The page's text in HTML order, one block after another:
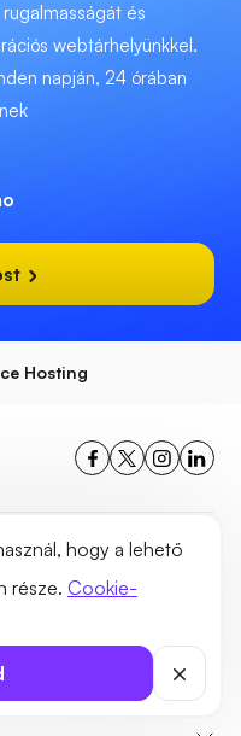
hogy a lehető
része. Cookie-
és
webtárhelyünkkel.
napján, 24 órában
Hosting